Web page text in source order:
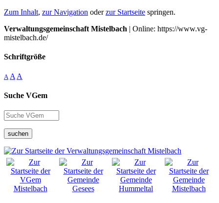
Zum Inhalt, zur Navigation oderzur Startseite springen.
Verwaltungsgemeinschaft Mistelbach | Online: https://www.vg-
mistelbach.de/
Schriftgröße
A A A
Suche VGem
suchen